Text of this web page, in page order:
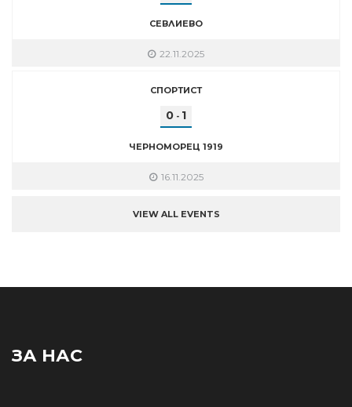
СЕВЛИЕВО
22.11.2025
СПОРТИСТ
0 - 1
ЧЕРНОМОРЕЦ 1919
16.11.2025
VIEW ALL EVENTS
ЗА НАС